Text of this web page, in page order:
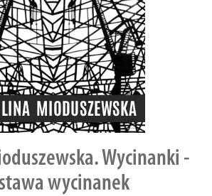
Wycinanki -
wycinanek